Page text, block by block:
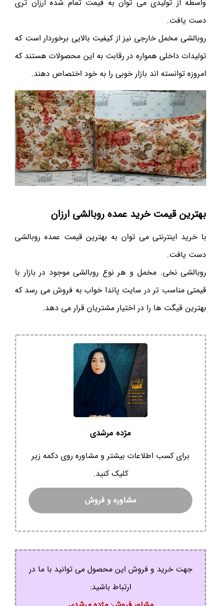
واسطه از تولیدی می توان به قیمت تمام شده ارزان تری
دست یافت.
روبالشی مخمل خارجی نیز از کیفیت بالایی برخوردار است که
تولیدات داخلی همواره در رقابت به این محصولات هستند که
امروزه توانسته اند بازار خوبی را به خود اختصاص دهند‌‌.
بهترین قیمت خرید عمده روبالشی ارزان
با خرید اینترنتی می توان به بهترین قیمت عمده روبالشی
دست یافت.
روبالشی نخی. مخمل و هر نوع روبالشی موجود در بازار با
قیمتی مناسب تر در سایت پاندا خواب به فروش می رسد که
بهترین قیگت ها را در اختیار مشتریان قرار می دهد.
مژده مرشدی
برای کسب اطلاعات بیشتر و مشاوره روی دکمه زیر
کلیک کنید.
مشاوره و فروش
جهت خرید و فروش این محصول می توانید با ما در
ارتباط باشید: